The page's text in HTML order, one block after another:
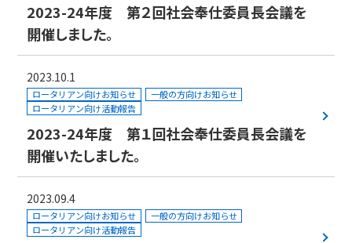
2023-24年度 第２回社会奉仕委員長会議を
開催しました。
2023.10.1
ロータリアン向けお知らせ
一般の方向けお知らせ
ロータリアン向け活動報告
2023-24年度 第１回社会奉仕委員長会議を
開催いたしました。
2023.09.4
ロータリアン向けお知らせ
一般の方向けお知らせ
ロータリアン向け活動報告